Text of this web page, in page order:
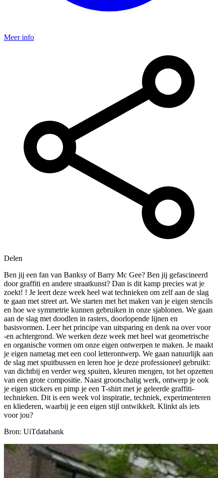
Meer info
Delen
Ben jij een fan van Banksy of Barry Mc Gee? Ben jij gefascineerd
door graffiti en andere straatkunst? Dan is dit kamp precies wat je
zoekt! ! Je leert deze week heel wat technieken om zelf aan de slag
te gaan met street art. We starten met het maken van je eigen stencils
en hoe we symmetrie kunnen gebruiken in onze sjablonen. We gaan
aan de slag met doodlen in rasters, doorlopende lijnen en
basisvormen. Leer het principe van uitsparing en denk na over voor
-en achtergrond. We werken deze week met heel wat geometrische
en organische vormen om onze eigen ontwerpen te maken. Je maakt
je eigen nametag met een cool letterontwerp. We gaan natuurlijk aan
de slag met spuitbussen en leren hoe je deze professioneel gebruikt:
van dichtbij en verder weg spuiten, kleuren mengen, tot het opzetten
van een grote compositie. Naast grootschalig werk, ontwerp je ook
je eigen stickers en pimp je een T-shirt met je geleerde graffiti-
technieken. Dit is een week vol inspiratie, techniek, experimenteren
en kliederen, waarbij je een eigen stijl ontwikkelt. Klinkt als iets
voor jou?
Bron: UiTdatabank